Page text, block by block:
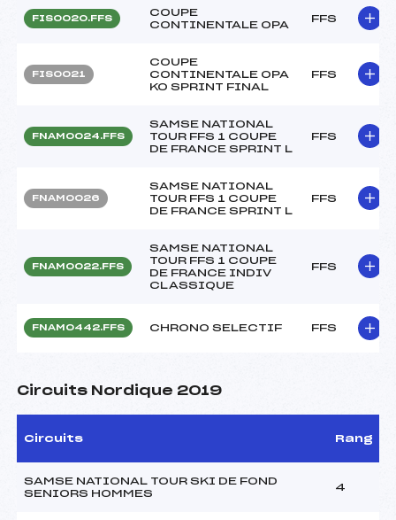
FIS0020.FFS
COUPE
CONTINENTALE OPA
FFS
FIS0021
COUPE
CONTINENTALE OPA
KO SPRINT FINAL
FFS
FNAM0024.FFS
SAMSE NATIONAL
TOUR FFS 1 COUPE
DE FRANCE SPRINT L
FFS
FNAM0026
SAMSE NATIONAL
TOUR FFS 1 COUPE
DE FRANCE SPRINT L
FFS
FNAM0022.FFS
SAMSE NATIONAL
TOUR FFS 1 COUPE
DE FRANCE INDIV
CLASSIQUE
FFS
FNAM0442.FFS CHRONO SELECTIF FFS
Circuits Nordique 2019
Circuits Rang
SAMSE NATIONAL TOUR SKI DE FOND
SENIORS HOMMES
4